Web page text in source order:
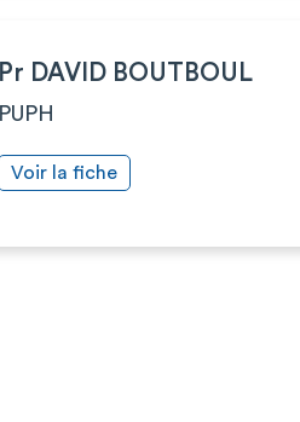
Pr DAVID BOUTBOUL
PUPH
Voir la fiche